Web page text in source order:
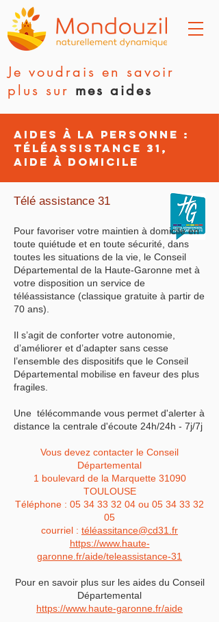
Je voudrais en savoir
plus sur mes aides
Aides à la personne :
Téléassistance 31,
Aide à Domicile
Télé assistance 31
Pour favoriser votre maintien à domicile en
toute quiétude et en toute sécurité, dans
toutes les situations de la vie, le Conseil
Départemental de la Haute-Garonne met à
votre disposition un service de
téléassistance (classique gratuite à partir de
70 ans).
Il s’agit de conforter votre autonomie,
d’améliorer et d’adapter sans cesse
l’ensemble des dispositifs que le Conseil
Départemental mobilise en faveur des plus
fragiles.
Une télécommande vous permet d'alerter à
distance la centrale d'écoute 24h/24h - 7j/7j
Vous devez contacter le Conseil
Départemental
1 boulevard de la Marquette 31090
TOULOUSE
Téléphone : 05 34 33 32 04 ou 05 34 33 32
05
courriel : téléassitance@cd31.fr
https://www.haute-
garonne.fr/aide/teleassistance-31
Pour en savoir plus sur les aides du Conseil
Départemental
https://www.haute-garonne.fr/aide